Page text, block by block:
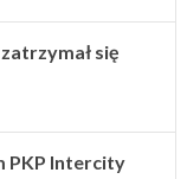
się
PKP Intercity